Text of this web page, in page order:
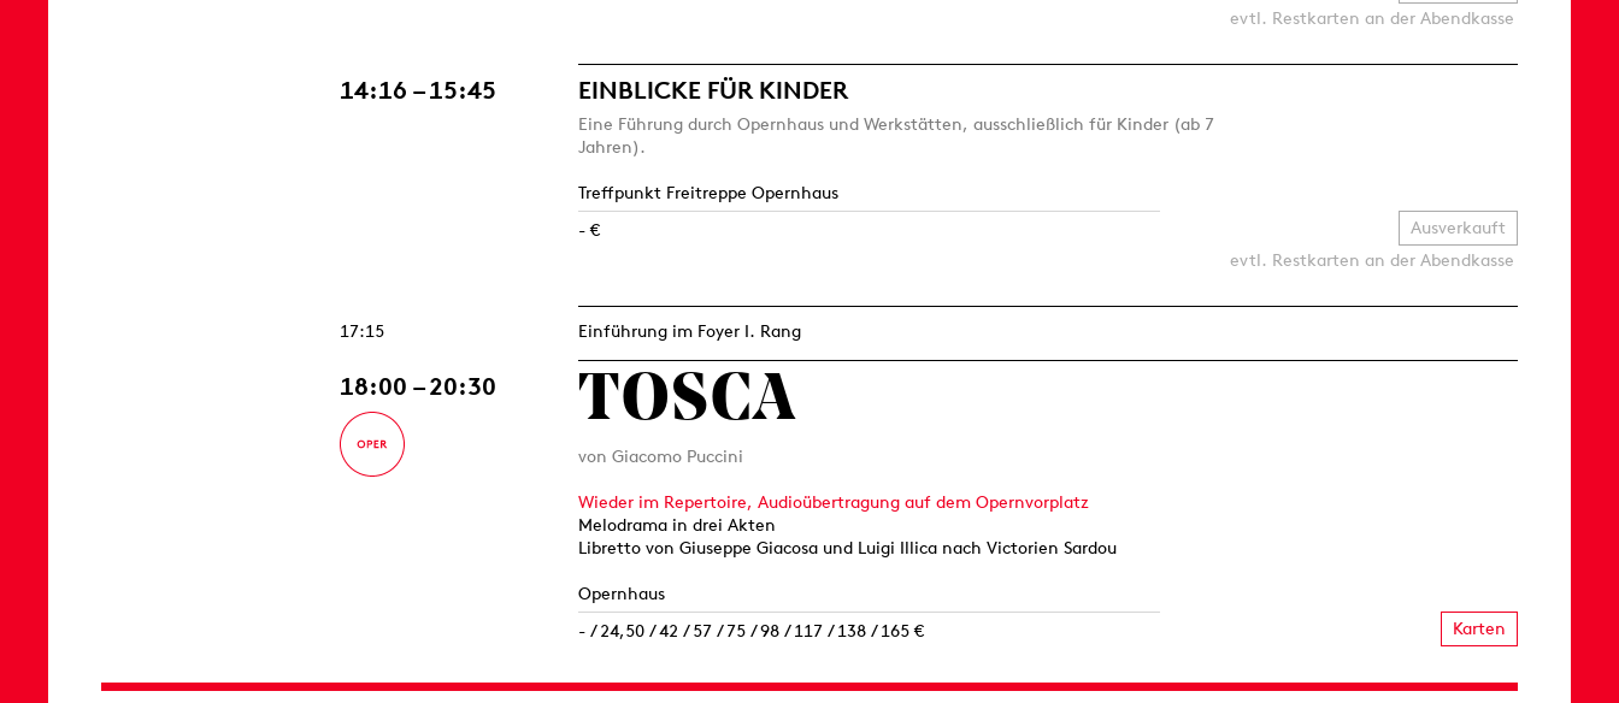
evtl. Restkarten an der Abendkasse
14:16 – 15:45 EINBLICKE FÜR KINDER
Eine Führung durch Opernhaus und Werkstätten, ausschließlich für Kinder (ab 7
Jahren).
Treffpunkt Freitreppe Opernhaus
- €
Ausverkauft
evtl. Restkarten an der Abendkasse
17:15 Einführung im Foyer I. Rang
18:00 – 20:30 TOSCA
von Giacomo Puccini
Wieder im Repertoire, Audioübertragung auf dem Opernvorplatz
Melodrama in drei Akten
Libretto von Giuseppe Giacosa und Luigi Illica nach Victorien Sardou
Opernhaus
- / 24,50 / 42 / 57 / 75 / 98 / 117 / 138 / 165 €
Karten